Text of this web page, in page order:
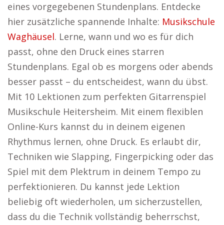
eines vorgegebenen Stundenplans. Entdecke
hier zusätzliche spannende Inhalte: Musikschule
Waghäusel. Lerne, wann und wo es für dich
passt, ohne den Druck eines starren
Stundenplans. Egal ob es morgens oder abends
besser passt – du entscheidest, wann du übst.
Mit 10 Lektionen zum perfekten Gitarrenspiel
Musikschule Heitersheim. Mit einem flexiblen
Online-Kurs kannst du in deinem eigenen
Rhythmus lernen, ohne Druck. Es erlaubt dir,
Techniken wie Slapping, Fingerpicking oder das
Spiel mit dem Plektrum in deinem Tempo zu
perfektionieren. Du kannst jede Lektion
beliebig oft wiederholen, um sicherzustellen,
dass du die Technik vollständig beherrschst,